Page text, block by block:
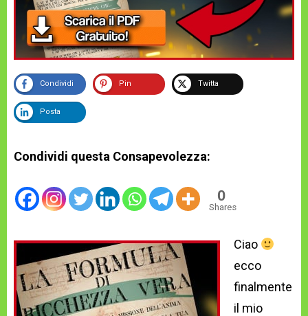
Condividi Pin Twitta
Posta
Condividi questa Consapevolezza:
0
Shares
Ciao
ecco
finalmente
il mio